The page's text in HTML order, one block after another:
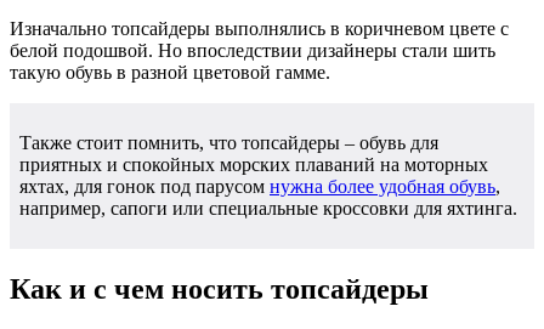
Изначально топсайдеры выполнялись в коричневом цвете с
белой подошвой. Но впоследствии дизайнеры стали шить
такую обувь в разной цветовой гамме.
Также стоит помнить, что топсайдеры – обувь для
приятных и спокойных морских плаваний на моторных
яхтах, для гонок под парусом нужна более удобная обувь,
например, сапоги или специальные кроссовки для яхтинга.
Как и с чем носить топсайдеры